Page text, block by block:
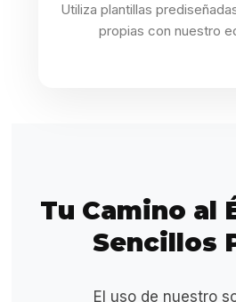
Utiliza plantillas
propias con nuestro
Tu Camino al
Sencillos
El uso de nuestro